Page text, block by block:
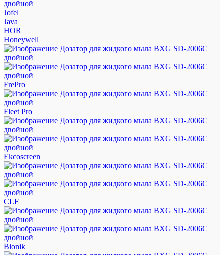
Jofel
Java
HOR
Honeywell
FrePro
Fleet Pro
Ekcoscreen
CLF
Bionik